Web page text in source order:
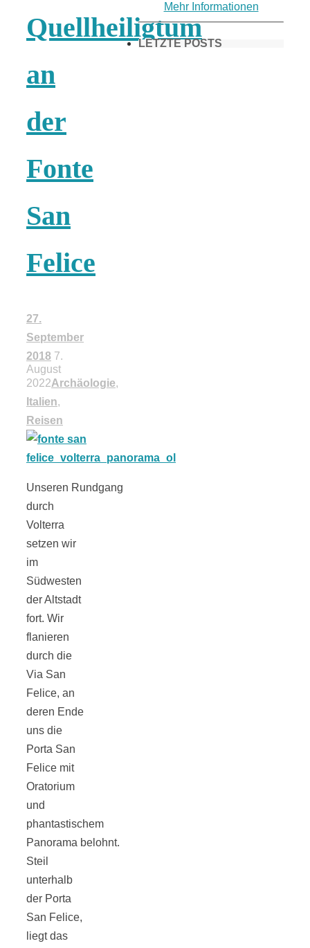
Quellheiligtum
an
der
Fonte
San
Felice
27.
September
2018 7.
August
2022Archäologie,
Italien,
Reisen
Unseren Rundgang
durch
Volterra
setzen wir
im
Südwesten
der Altstadt
fort. Wir
flanieren
durch die
Via San
Felice, an
deren Ende
uns die
Porta San
Felice mit
Oratorium
und
phantastischem
Panorama belohnt.
Steil
unterhalb
der Porta
San Felice,
liegt das
Mehr Informationen
LETZTE POSTS